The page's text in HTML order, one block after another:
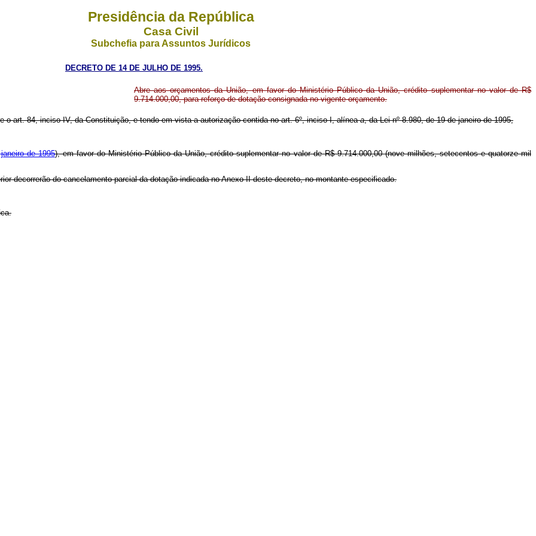
Presidência da República
Casa Civil
Subchefia para Assuntos Jurídicos
DECRETO DE 14 DE JULHO DE 1995.
Abre aos orçamentos da União, em favor do Ministério Público da União, crédito suplementar no valor de R$
9.714.000,00, para reforço de dotação consignada no vigente orçamento.
o art. 84, inciso IV, da Constituição, e tendo em vista a autorização contida no art. 6º, inciso I, alíneaa, da Lei nº 8.980, de 19 de janeiro de 1995,
de 1995), em favor do Ministério Público da União, crédito suplementar no valor de R$ 9.714.000,00 (nove milhões, setecentos e quatorze mil
decorrerão do cancelamento parcial da dotação indicada no Anexo II deste decreto, no montante especificado.